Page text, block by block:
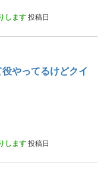
します 投稿日
やってるけどクイ
します 投稿日